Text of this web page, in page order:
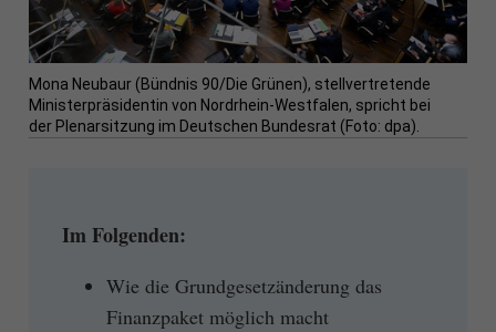
Mona Neubaur (Bündnis 90/Die Grünen), stellvertretende
Ministerpräsidentin von Nordrhein-Westfalen, spricht bei
der Plenarsitzung im Deutschen Bundesrat (Foto: dpa).
Im Folgenden:
Wie die Grundgesetzänderung das
Finanzpaket möglich macht